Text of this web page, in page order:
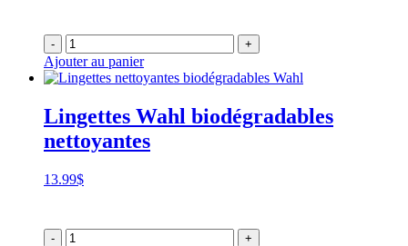
- +
Ajouter au panier
Lingettes Wahl biodégradables
nettoyantes
13.99$
- +